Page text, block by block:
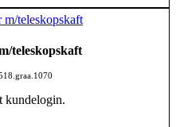
teleskopskaft
kundelogin.